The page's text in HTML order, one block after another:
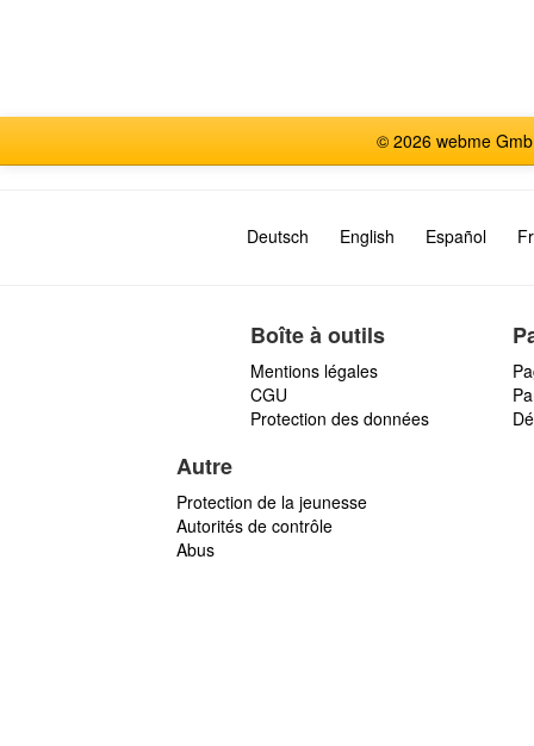
© 2026 webme
Deutsch English Español
Boîte à outils
Mentions légales
CGU
Protection des données
Autre
Protection de la jeunesse
Autorités de contrôle
Abus